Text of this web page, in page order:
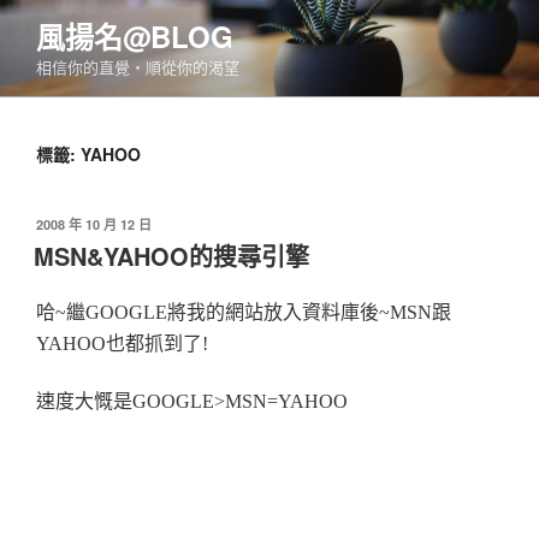
跳
要
風揚名@BLOG
相信你的直覺‧順從你的渴望
標籤: YAHOO
發
佈
於
2008 年 10 月 12 日
MSN&YAHOO的搜尋引擎
哈~繼GOOGLE將我的網站放入資料庫後~MSN跟
YAHOO也都抓到了!
速度大慨是GOOGLE>MSN=YAHOO